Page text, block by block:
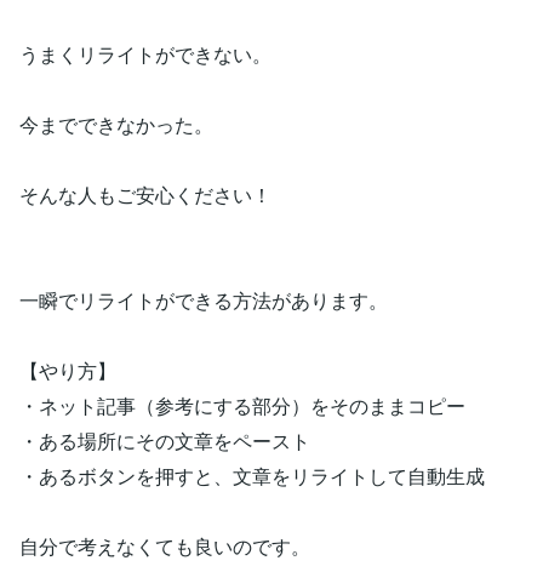
うまくリライトができない。
今までできなかった。
そんな人もご安心ください！
一瞬でリライトができる方法があります。
【やり方】
・ネット記事（参考にする部分）をそのままコピー
・ある場所にその文章をペースト
・あるボタンを押すと、文章をリライトして自動生成
自分で考えなくても良いのです。